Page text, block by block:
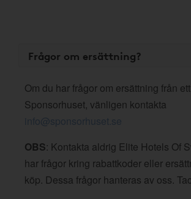
Frågor om ersättning?
Om du har frågor om ersättning från
Sponsorhuset, vänligen kontakta
info@sponsorhuset.se
OBS: Kontakta aldrig Elite Hotels Of
har frågor kring rabattkoder eller
köp. Dessa frågor hanteras av oss.